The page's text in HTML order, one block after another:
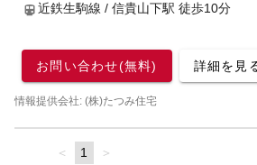
近鉄生駒線 / 信貴山下駅 徒歩10分
お問い合わせ(無料) 詳細を見
情報提供会社: (株)たつみ住宅
page
You're
1 page